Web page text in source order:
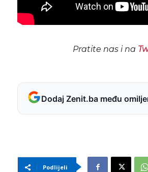
Pratite nas i na
Dodaj Zenit.ba među
Podlijeli